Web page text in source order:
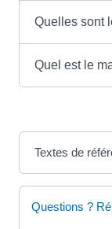
Quelles sont
Quel est le
Textes de
Questions ?